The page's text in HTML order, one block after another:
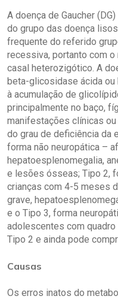
A doença de Gaucher
do grupo das doença
frequente do referido
recessiva, portanto com
casal heterozigótico. A
beta-glicosidase ácida
à acumulação de
principalmente no baço,
manifestações clínicas
do grau de deficiência da
forma não neuropática –
hepatoesplenomegalia,
e lesões ósseas; Tipo 2,
crianças com 4-5 meses
grave,
e o Tipo 3, forma
adolescentes com
Tipo 2 e ainda pode
Causas
Os erros inatos do